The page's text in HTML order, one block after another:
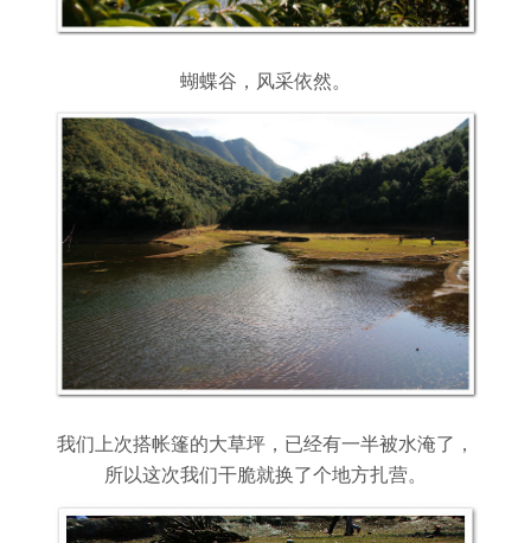
蝴蝶谷，风采依然。
我们上次搭帐篷的大草坪，已经有一半被水淹了，
所以这次我们干脆就换了个地方扎营。